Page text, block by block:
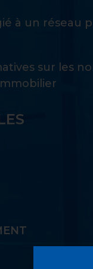
à un réseau
sur les